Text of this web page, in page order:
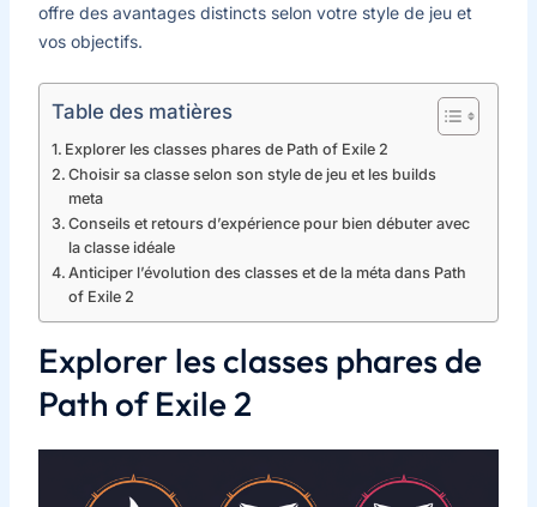
offre des avantages distincts selon votre style de jeu et
vos objectifs.
Table des matières
Explorer les classes phares de Path of Exile 2
Choisir sa classe selon son style de jeu et les builds
meta
Conseils et retours d’expérience pour bien débuter avec
la classe idéale
Anticiper l’évolution des classes et de la méta dans Path
of Exile 2
Explorer les classes phares de
Path of Exile 2